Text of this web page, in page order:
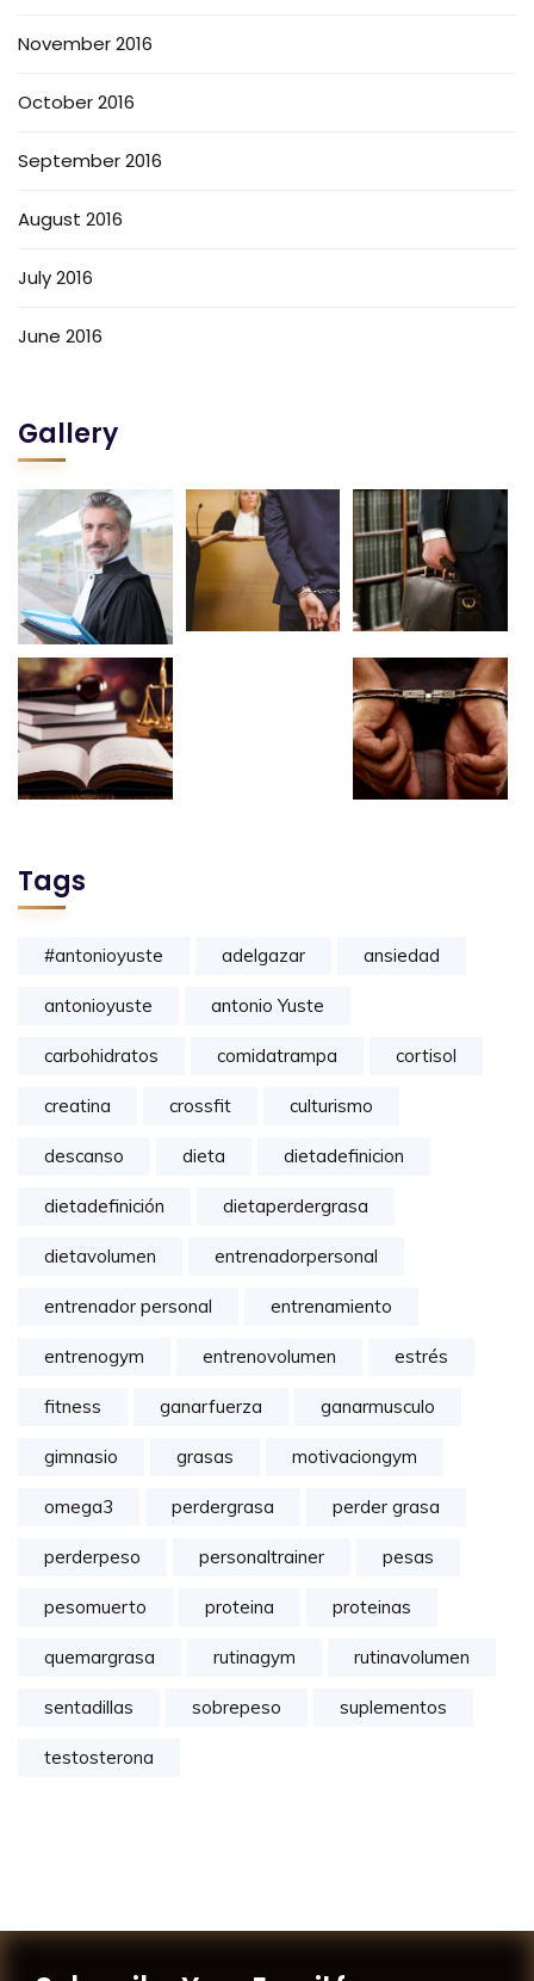
November 2016
October 2016
September 2016
August 2016
July 2016
June 2016
Gallery
Tags
#antonioyuste adelgazar ansiedad
antonioyuste antonio Yuste
carbohidratos comidatrampa cortisol
creatina crossfit culturismo
descanso dieta dietadefinicion
dietadefinición dietaperdergrasa
dietavolumen entrenadorpersonal
entrenador personal entrenamiento
entrenogym entrenovolumen estrés
fitness ganarfuerza ganarmusculo
gimnasio grasas motivaciongym
omega3 perdergrasa perder grasa
perderpeso personaltrainer pesas
pesomuerto proteina proteinas
quemargrasa rutinagym rutinavolumen
sentadillas sobrepeso suplementos
testosterona